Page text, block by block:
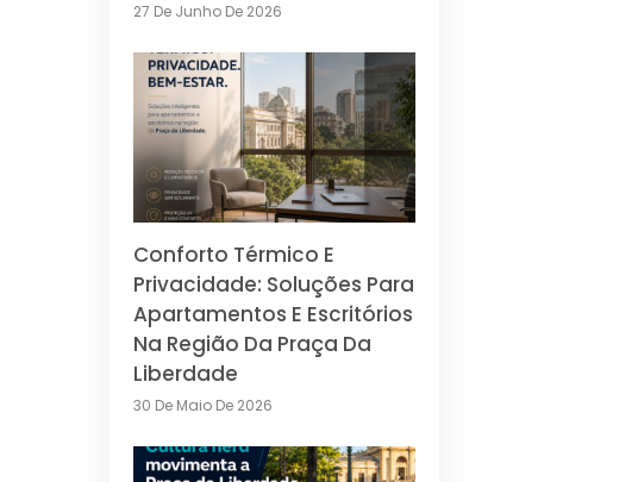
27 De Junho De 2026
Conforto Térmico E
Privacidade: Soluções Para
Apartamentos E Escritórios
Na Região Da Praça Da
Liberdade
30 De Maio De 2026